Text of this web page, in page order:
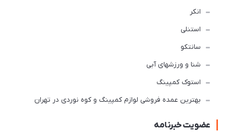
انکر
استنلی
سانتکو
شنا و ورزشهای آبی
استوک کمپینگ
بهترین عمده فروشی لوازم کمپینگ و کوه نوردی در تهران
عضویت خبرنامه